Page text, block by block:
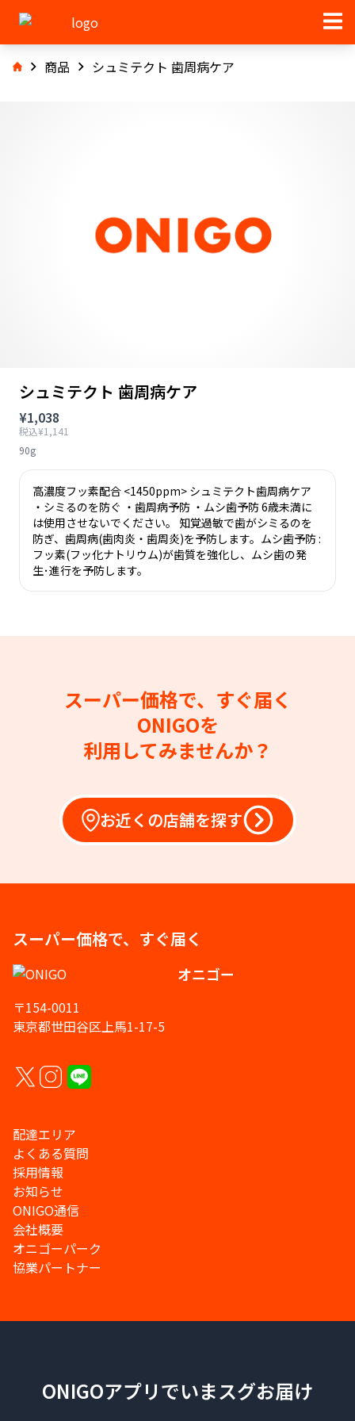
商品 シュミテクト 歯周病ケア
シュミテクト 歯周病ケア
¥1,038
税込¥1,141
90g
高濃度フッ素配合 <1450ppm> シュミテクト歯周病ケア
・シミるのを防ぐ ・歯周病予防 ・ムシ歯予防 6歳未満に
は使用させないでください。 知覚過敏で歯がシミるのを
防ぎ、歯周病(歯肉炎・歯周炎)を予防します。ムシ歯予防 :
フッ素(フッ化ナトリウム)が歯質を強化し、ムシ歯の発
生･進行を予防します。
スーパー価格で、すぐ届く
ONIGOを
利用してみませんか？
お近くの店舗を探す
スーパー価格で、すぐ届く
オニゴー
〒154-0011
東京都世田谷区上馬1-17-5
配達エリア
よくある質問
採用情報
お知らせ
ONIGO通信
会社概要
オニゴーパーク
協業パートナー
ONIGOアプリでいまスグお届け